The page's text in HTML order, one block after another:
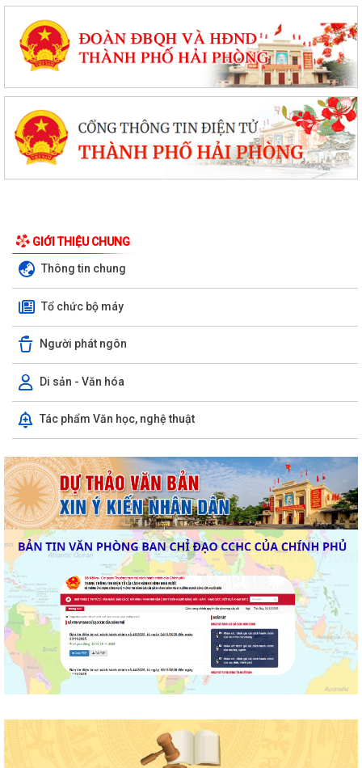
GIỚI THIỆU CHUNG
Thông tin chung
Tổ chức bộ máy
Người phát ngôn
Di sản - Văn hóa
Tác phẩm Văn học, nghệ thuật
HỘI NGHỊ TUYÊN TRUYỀN, PHỔ BIẾN KIẾN THỨC PHÁP LUẬT VỀ
PHÒNG, CHỐNG MA TÚY VÀ BẢO ĐẢM TRẬT TỰ AN...
THÔNG BÁO VỀ VIỆC THU THẬP HỒ SƠ QUYỀN SỬ DỤNG ĐẤT CỦA
CÁC TỔ CHỨC
Triển khai thực hiện Thông báo Kết luận của Phó thủ tướng Chính phủ
Phạm Thị Thanh Trà về bảo vệ...
Triển khai thực hiện Kế hoạch 241/KH-SYT về thực hiện Kế hoạch số
212/KH-UBND ngày 12/6/2026 của...
Triển khai hoạt động của Kế hoạch 237/KH-SYT về phòng, chống suy
dinh dưỡng, cải thiện tình trạng...